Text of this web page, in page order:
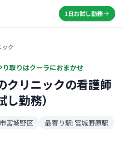
1日お試し勤務
ック
取りはクーラにおまかせ
クリニックの看護師
勤務）
宮城野区 最寄り駅: 宮城野原駅